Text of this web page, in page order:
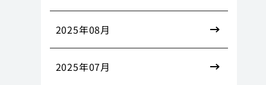
2025年08月
2025年07月